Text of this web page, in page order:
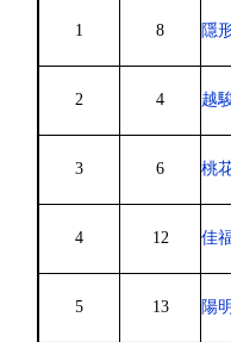
1 8 隱
2 4 越
3 6 桃
4 12 佳
5 13 陽